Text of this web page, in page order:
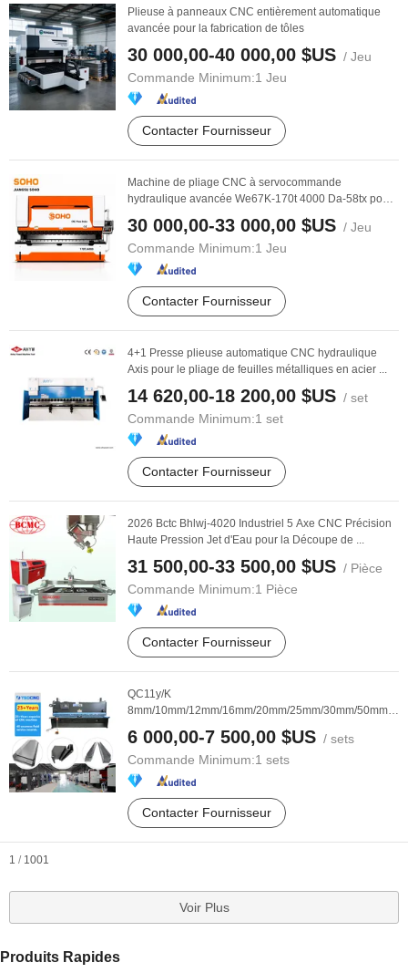
Plieuse à panneaux CNC entièrement automatique
avancée pour la fabrication de tôles
30 000,00-40 000,00 $US / Jeu
Commande Minimum:1 Jeu
Contacter Fournisseur
Machine de pliage CNC à servocommande
hydraulique avancée We67K-170t 4000 Da-58tx pour
30 000,00-33 000,00 $US / Jeu
Commande Minimum:1 Jeu
Contacter Fournisseur
4+1 Presse plieuse automatique CNC hydraulique
Axis pour le pliage de feuilles métalliques en acier ...
14 620,00-18 200,00 $US / set
Commande Minimum:1 set
Contacter Fournisseur
2026 Bctc Bhlwj-4020 Industriel 5 Axe CNC Précision
Haute Pression Jet d'Eau pour la Découpe de ...
31 500,00-33 500,00 $US / Pièce
Commande Minimum:1 Pièce
Contacter Fournisseur
QC11y/K
8mm/10mm/12mm/16mm/20mm/25mm/30mm/50mm/
6 000,00-7 500,00 $US / sets
Commande Minimum:1 sets
Contacter Fournisseur
1 / 1001
Voir Plus
Produits Rapides